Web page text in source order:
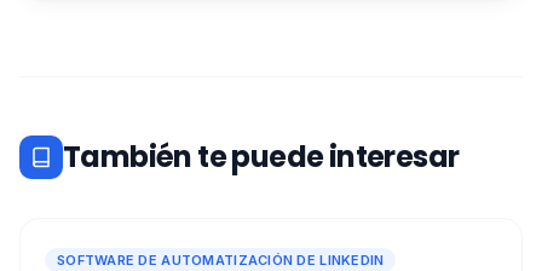
También te puede interesar
SOFTWARE DE AUTOMATIZACIÓN DE LINKEDIN